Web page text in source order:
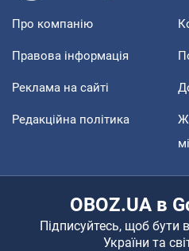
Про компанію
Правова інформація
Реклама на сайті
Редакційна політика
OBOZ.UA в
Підписуйтесь, щоб бути
України та